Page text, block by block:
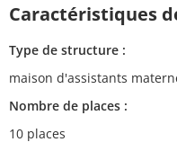
Caractéristiques
Type de structure :
maison d'assistants
Nombre de places :
10 places